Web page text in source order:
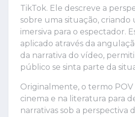
TikTok. Ele descreve a
sobre uma situação, criando
imersiva para o espectador.
aplicado através da
da narrativa do vídeo,
público se sinta parte da
Originalmente, o termo
cinema e na literatura para
narrativas sob a perspectiva